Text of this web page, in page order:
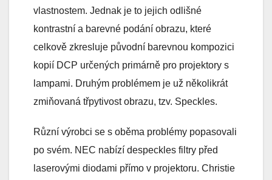
vlastnostem. Jednak je to jejich odlišné
kontrastní a barevné podání obrazu, které
celkově zkresluje původní barevnou kompozici
kopií DCP určených primárně pro projektory s
lampami. Druhým problémem je už několikrát
zmiňovaná třpytivost obrazu, tzv. Speckles.
Různí výrobci se s oběma problémy popasovali
po svém. NEC nabízí despeckles filtry před
laserovými diodami přímo v projektoru. Christie